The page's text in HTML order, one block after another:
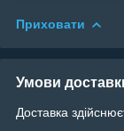
Приховати
Умови
Доставка